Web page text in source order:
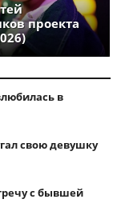
проекта
в
свою девушку
с бывшей